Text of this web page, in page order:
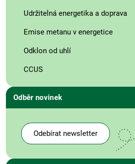
Udržitelná energetika a doprava
Emise metanu v energetice
Odklon od uhlí
CCUS
Odběr novinek
Odebírat newsletter